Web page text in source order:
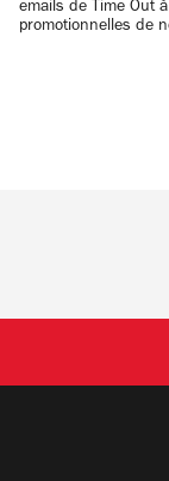
emails de Time Out
promotionnelles de